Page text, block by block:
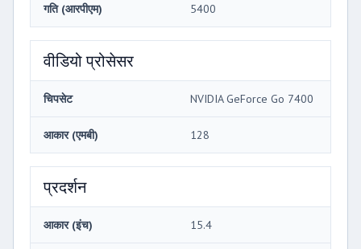
गति (आरपीएम) 5400
वीडियो प्रोसेसर
चिपसेट NVIDIA GeForce Go 7400
आकार (एमबी) 128
प्रदर्शन
आकार (इंच) 15.4